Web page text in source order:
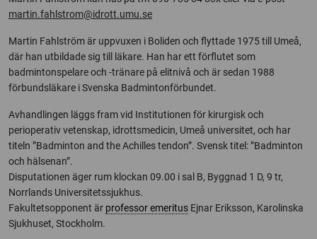
martin.fahlstrom@idrott.umu.se
Martin Fahlström är uppvuxen i Boliden och flyttade 1975 till Umeå,
där han utbildade sig till läkare. Han har ett förflutet som
badmintonspelare och -tränare på elitnivå och är sedan 1988
förbundsläkare i Svenska Badmintonförbundet.
Avhandlingen läggs fram vid Institutionen för kirurgisk och
perioperativ vetenskap, idrottsmedicin, Umeå universitet, och har
titeln ”Badminton and the Achilles tendon”. Svensk titel: ”Badminton
och hälsenan”.
Disputationen äger rum klockan 09.00 i sal B, Byggnad 1 D, 9 tr,
Norrlands Universitetssjukhus.
Fakultetsopponent är professor emeritus Ejnar Eriksson, Karolinska
Sjukhuset, Stockholm.